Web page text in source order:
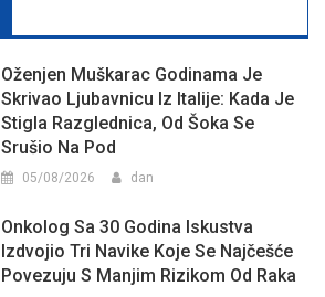
Oženjen Muškarac Godinama Je
Skrivao Ljubavnicu Iz Italije: Kada Je
Stigla Razglednica, Od Šoka Se
Srušio Na Pod
05/08/2026 dan
Onkolog Sa 30 Godina Iskustva
Izdvojio Tri Navike Koje Se Najčešće
Povezuju S Manjim Rizikom Od Raka